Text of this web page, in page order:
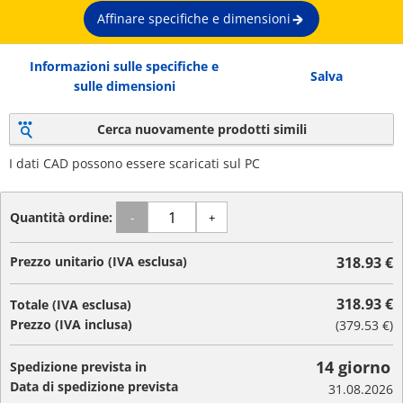
Affinare specifiche e dimensioni
Informazioni sulle specifiche e
sulle dimensioni
Salva
Cerca nuovamente prodotti simili
I dati CAD possono essere scaricati sul PC
Quantità ordine: - +
Prezzo unitario (IVA esclusa) 318.93 €
Totale (IVA esclusa)
Prezzo (IVA inclusa)
318.93 €
(379.53 €)
Spedizione prevista in
Data di spedizione prevista
14 giorno
31.08.2026